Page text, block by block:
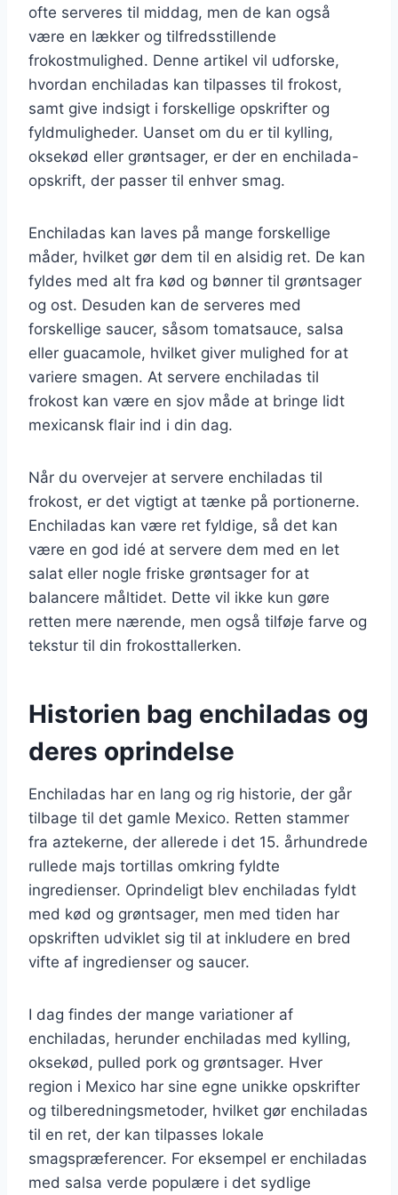
ofte serveres til middag, men de kan også
være en lækker og tilfredsstillende
frokostmulighed. Denne artikel vil udforske,
hvordan enchiladas kan tilpasses til frokost,
samt give indsigt i forskellige opskrifter og
fyldmuligheder. Uanset om du er til kylling,
oksekød eller grøntsager, er der en enchilada-
opskrift, der passer til enhver smag.
Enchiladas kan laves på mange forskellige
måder, hvilket gør dem til en alsidig ret. De kan
fyldes med alt fra kød og bønner til grøntsager
og ost. Desuden kan de serveres med
forskellige saucer, såsom tomatsauce, salsa
eller guacamole, hvilket giver mulighed for at
variere smagen. At servere enchiladas til
frokost kan være en sjov måde at bringe lidt
mexicansk flair ind i din dag.
Når du overvejer at servere enchiladas til
frokost, er det vigtigt at tænke på portionerne.
Enchiladas kan være ret fyldige, så det kan
være en god idé at servere dem med en let
salat eller nogle friske grøntsager for at
balancere måltidet. Dette vil ikke kun gøre
retten mere nærende, men også tilføje farve og
tekstur til din frokosttallerken.
Historien bag enchiladas og
deres oprindelse
Enchiladas har en lang og rig historie, der går
tilbage til det gamle Mexico. Retten stammer
fra aztekerne, der allerede i det 15. århundrede
rullede majs tortillas omkring fyldte
ingredienser. Oprindeligt blev enchiladas fyldt
med kød og grøntsager, men med tiden har
opskriften udviklet sig til at inkludere en bred
vifte af ingredienser og saucer.
I dag findes der mange variationer af
enchiladas, herunder enchiladas med kylling,
oksekød, pulled pork og grøntsager. Hver
region i Mexico har sine egne unikke opskrifter
og tilberedningsmetoder, hvilket gør enchiladas
til en ret, der kan tilpasses lokale
smagspræferencer. For eksempel er enchiladas
med salsa verde populære i det sydlige